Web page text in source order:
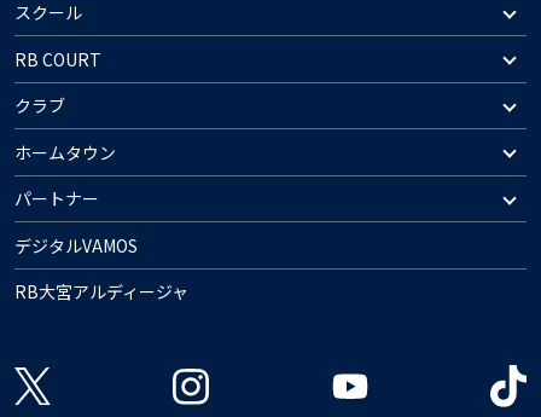
スクール
RB COURT
クラブ
ホームタウン
パートナー
デジタルVAMOS
RB大宮アルディージャ